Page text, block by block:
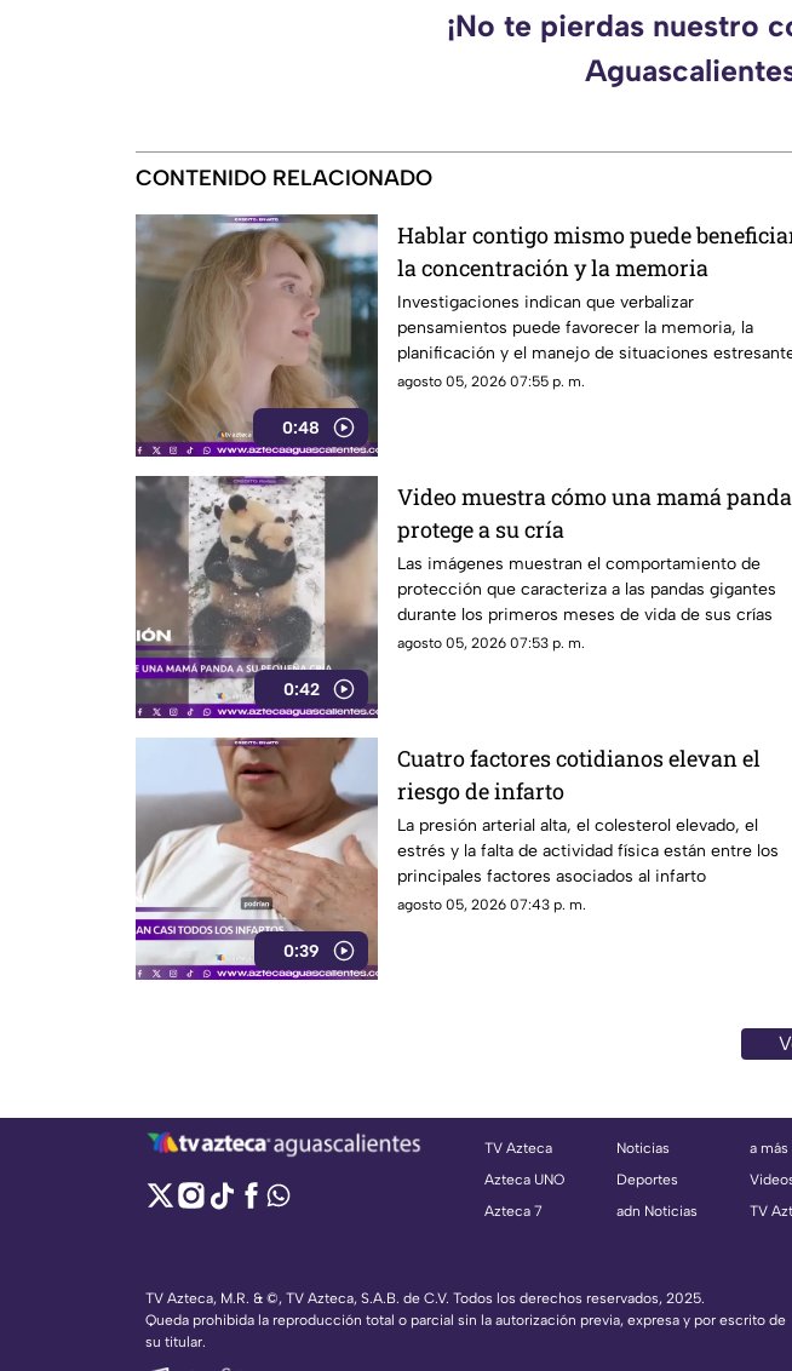
¡No te pierdas nuestro
CONTENIDO RELACIONADO
0:48
Hablar contigo mismo puede
la concentración y la memoria
Investigaciones indican que verbalizar
pensamientos puede favorecer la memoria, la
planificación y el manejo de situaciones
agosto 05, 2026 07:55 p. m.
0:42
Video muestra cómo una mamá panda
protege a su cría
Las imágenes muestran el comportamiento de
protección que caracteriza a las pandas gigantes
durante los primeros meses de vida de sus crías
agosto 05, 2026 07:53 p. m.
0:39
Cuatro factores cotidianos elevan el
riesgo de infarto
La presión arterial alta, el colesterol elevado, el
estrés y la falta de actividad física están entre los
principales factores asociados al infarto
agosto 05, 2026 07:43 p. m.
TV Azteca
Azteca UNO
Azteca 7
Noticias
Deportes
adn Noticias
a más
TV
TV Azteca, M.R. & ©, TV Azteca, S.A.B. de C.V. Todos los derechos reservados, 2025.
Queda prohibida la reproducción total o parcial sin la autorización previa, expresa y por escrito de
su titular.